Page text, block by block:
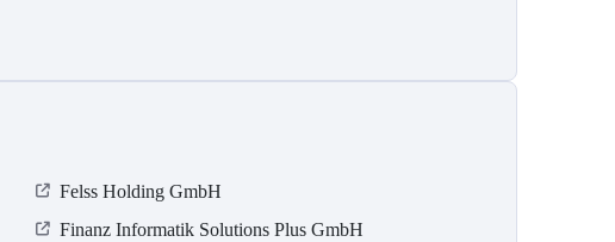
Felss Holding GmbH
Finanz Informatik Solutions Plus GmbH